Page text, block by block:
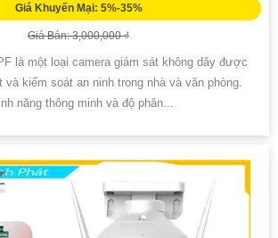
Giá Khuyến Mại: 5%-35%
Giá Bán: 3,000,000 ₫
là một loại camera giám sát không dây được
kiểm soát an ninh trong nhà và văn phòng.
năng thông minh và độ phân...